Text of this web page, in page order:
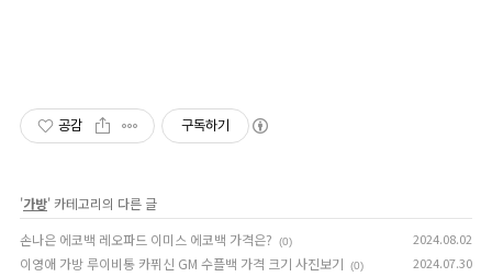
공감 구독하기
'가방' 카테고리의 다른 글
손나은 에코백 레오파드 이미스 에코백 가격은?
(0) 2024.08.02
이영애 가방 루이비통 카퓌신 GM 수플백 가격 크기 사진보기 (0) 2024.07.30